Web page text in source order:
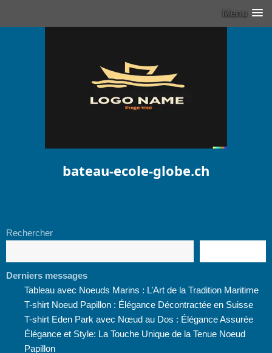
Menu
bateau-ecole-globe.ch
Rechercher
Derniers messages
Tableau avec Noeuds Marins : L’Art de la Tradition Maritime
T-shirt Noeud Papillon : Élégance Décontractée en Suisse
T-shirt Eden Park avec Nœud au Dos : Élégance Assurée
Élégance et Style: La Touche Unique de la Tenue Noeud
Papillon